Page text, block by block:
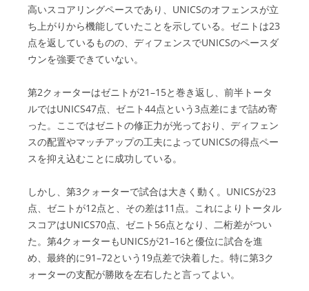
高いスコアリングペースであり、UNICSのオフェンスが立
ち上がりから機能していたことを示している。ゼニトは23
点を返しているものの、ディフェンスでUNICSのペースダ
ウンを強要できていない。
第2クォーターはゼニトが21–15と巻き返し、前半トータ
ルではUNICS47点、ゼニト44点という3点差にまで詰め寄
った。ここではゼニトの修正力が光っており、ディフェン
スの配置やマッチアップの工夫によってUNICSの得点ペー
スを抑え込むことに成功している。
しかし、第3クォーターで試合は大きく動く。UNICSが23
点、ゼニトが12点と、その差は11点。これによりトータル
スコアはUNICS70点、ゼニト56点となり、二桁差がつい
た。第4クォーターもUNICSが21–16と優位に試合を進
め、最終的に91–72という19点差で決着した。特に第3ク
ォーターの支配が勝敗を左右したと言ってよい。